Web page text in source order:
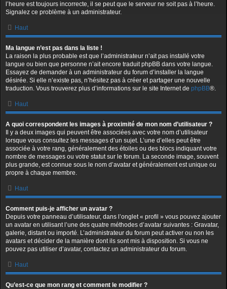
l’heure est toujours incorrecte, il se peut que le serveur ne soit pas à l’heure.
Signalez ce problème à un administrateur.
Haut
Ma langue n’est pas dans la liste !
La raison la plus probable est que l’administrateur n’ait pas installé votre
langue ou bien que personne n’ait encore traduit phpBB dans votre langue.
Essayez de demander à un administrateur du forum d’installer la langue
désirée. Si elle n’existe pas, n’hésitez pas à créer et partager une nouvelle
traduction. Vous trouverez plus d’informations sur le site Internet de phpBB®.
Haut
A quoi correspondent les images à proximité de mon nom d’utilisateur ?
Il y a deux images qui peuvent être associées avec votre nom d’utilisateur
lorsque vous consultez les messages d’un sujet. L’une d’elles peut être
associée à votre rang, généralement des étoiles ou des blocs indiquant votre
nombre de messages ou votre statut sur le forum. La seconde image, souvent
plus grande, est connue sous le nom d’avatar et généralement est unique ou
propre à chaque membre.
Haut
Comment puis-je afficher un avatar ?
Depuis votre panneau d’utilisateur, dans l’onglet « profil » vous pouvez ajouter
un avatar en utilisant l’une des quatre méthodes d’avatar suivantes : Gravatar,
galerie, distant ou importé. L’administrateur du forum peut activer ou non les
avatars et décider de la manière dont ils sont mis à disposition. Si vous ne
pouvez pas utiliser d’avatar, contactez un administrateur du forum.
Haut
Qu’est-ce que mon rang et comment le modifier ?